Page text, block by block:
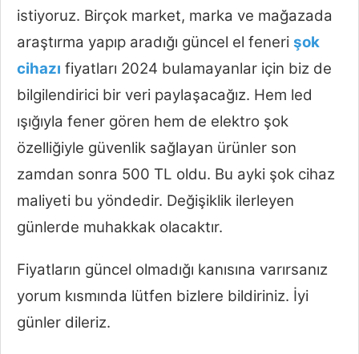
istiyoruz. Birçok market, marka ve mağazada
araştırma yapıp aradığı güncel el feneri şok
cihazı fiyatları 2024 bulamayanlar için biz de
bilgilendirici bir veri paylaşacağız. Hem led
ışığıyla fener gören hem de elektro şok
özelliğiyle güvenlik sağlayan ürünler son
zamdan sonra 500 TL oldu. Bu ayki şok cihaz
maliyeti bu yöndedir. Değişiklik ilerleyen
günlerde muhakkak olacaktır.
Fiyatların güncel olmadığı kanısına varırsanız
yorum kısmında lütfen bizlere bildiriniz. İyi
günler dileriz.